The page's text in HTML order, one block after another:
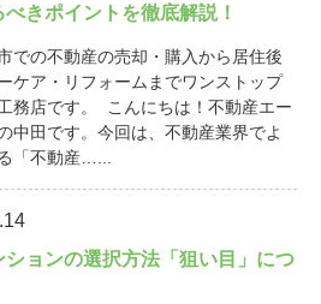
きポイントを徹底解説！
での不動産の売却・購入から居住後
ケア・リフォームまでワンストップ
務店です。 こんにちは！不動産エー
中田です。今回は、不動産業界でよ
「不動産…...
ションの選択方法「狙い目」につ